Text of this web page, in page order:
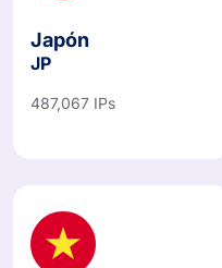
Japón
JP
487,067 IPs